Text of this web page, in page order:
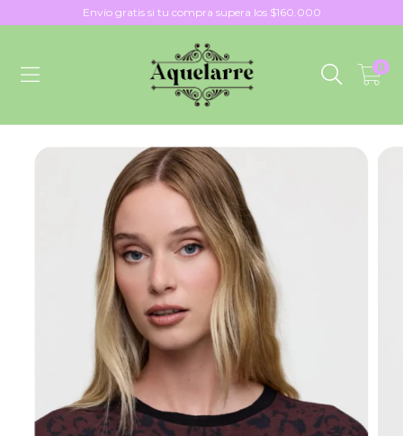
Envío gratis si tu compra supera los $160.000
0